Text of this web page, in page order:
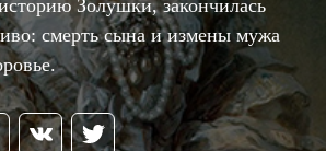
Золушки, закончилась
смерть сына и измены мужа